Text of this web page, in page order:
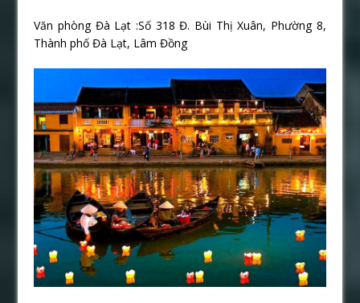
Văn phòng Đà Lạt :Số 318 Đ. Bùi Thị Xuân, Phường 8,
Thành phố Đà Lạt, Lâm Đồng